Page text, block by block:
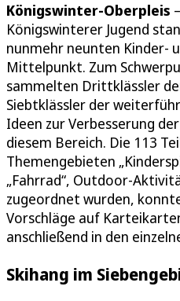
Königswinter-Oberpleis
Königswinterer Jugend
nunmehr neunten Kinder-
Mittelpunkt. Zum
sammelten Drittklässler
Siebtklässler der
Ideen zur Verbesserung
diesem Bereich. Die 113
Themengebieten
„Fahrrad“, Outdoor-
zugeordnet wurden,
Vorschläge auf
anschließend in den
Skihang im